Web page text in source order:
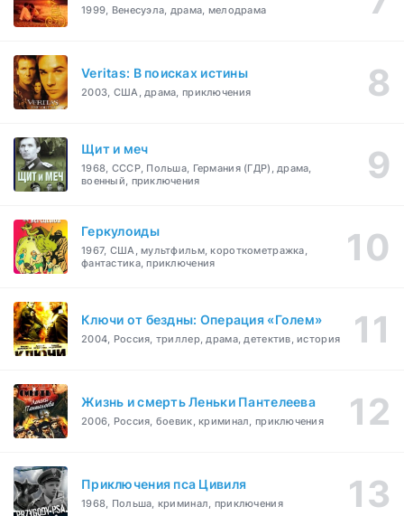
1999, Венесуэла, драма, мелодрама
Veritas: В поисках истины
2003, США, драма, приключения
Щит и меч
1968, СССР, Польша, Германия (ГДР), драма,
военный, приключения
Геркулоиды
1967, США, мультфильм, короткометражка,
фантастика, приключения
Ключи от бездны: Операция «Голем»
2004, Россия, триллер, драма, детектив, история
Жизнь и смерть Леньки Пантелеева
2006, Россия, боевик, криминал, приключения
Приключения пса Цивиля
1968, Польша, криминал, приключения